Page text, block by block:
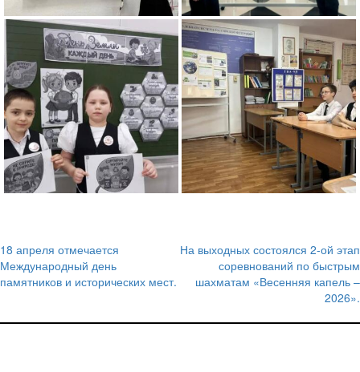
Навигация
по
18 апреля отмечается
Международный день
памятников и исторических мест.
На выходных состоялся 2-ой этап
соревнований по быстрым
шахматам «Весенняя капель –
2026».